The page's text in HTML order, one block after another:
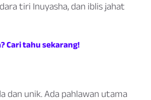
tiri Inuyasha, dan iblis jahat
Cari tahu sekarang!
dan unik. Ada pahlawan utama